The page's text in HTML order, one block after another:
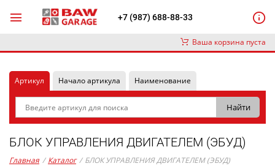
+7 (987) 688-88-33
Ваша корзина пуста
Артикул Начало артикула Наименование
БЛОК УПРАВЛЕНИЯ ДВИГАТЕЛЕМ (ЭБУД)
Главная / Каталог / БЛОК УПРАВЛЕНИЯ ДВИГАТЕЛЕМ (ЭБУД)